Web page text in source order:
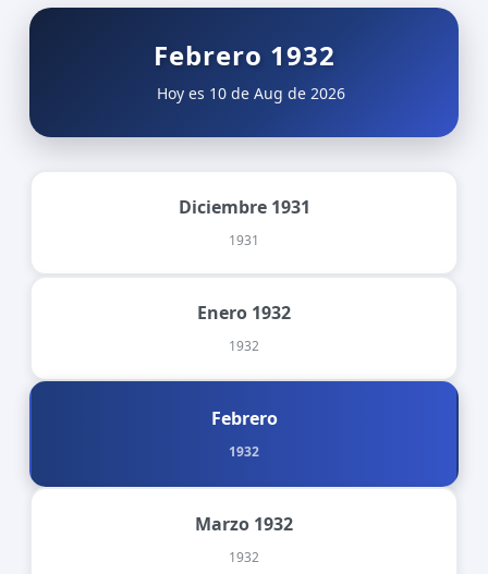
Febrero 1932
Hoy es 10 de Aug de 2026
Diciembre 1931
1931
Enero 1932
1932
Febrero
1932
Marzo 1932
1932